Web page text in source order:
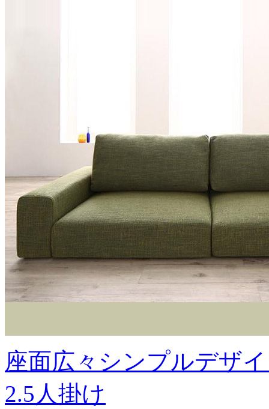
座面広々シンプルデザ
2.5人掛け